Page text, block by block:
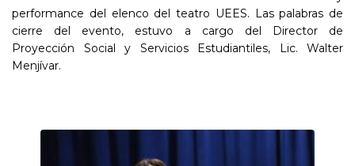
performance del elenco del teatro UEES. Las palabras de
cierre del evento, estuvo a cargo del Director de
Proyección Social y Servicios Estudiantiles, Lic. Walter
Menjívar.